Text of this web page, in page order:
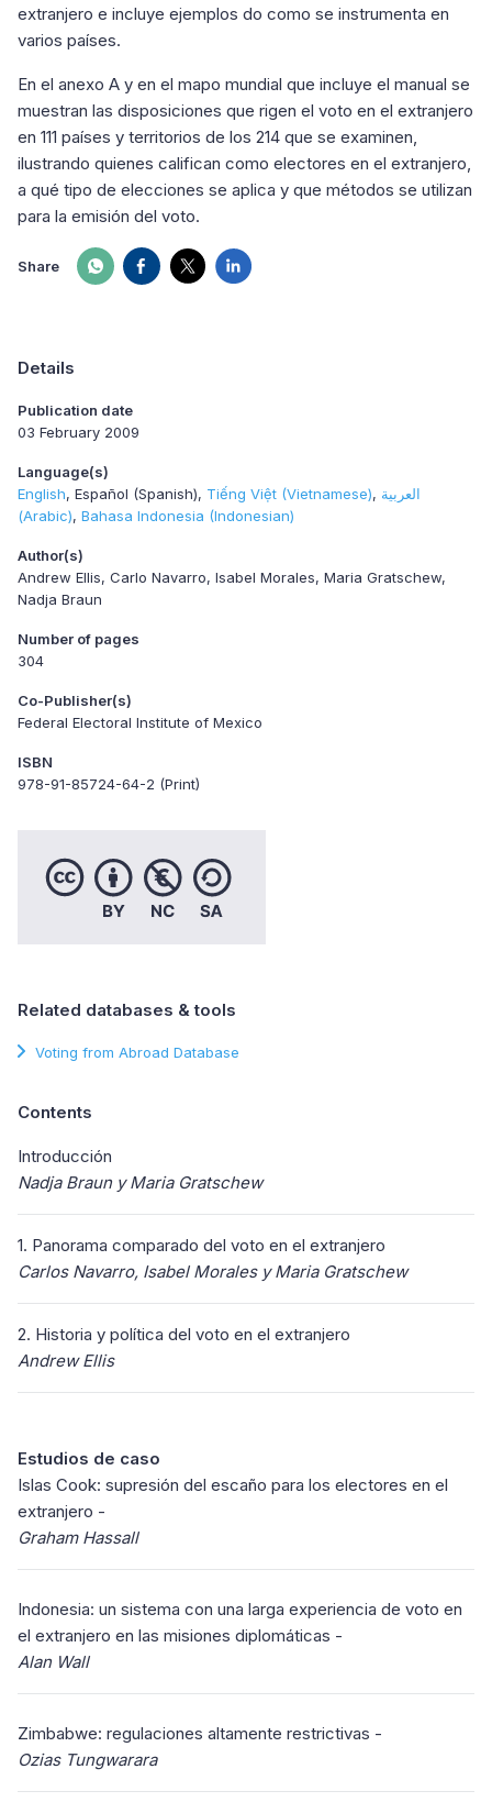
extranjero e incluye ejemplos do como se instrumenta en
varios países.
En el anexo A y en el mapo mundial que incluye el manual se
muestran las disposiciones que rigen el voto en el extranjero
en 111 países y territorios de los 214 que se examinen,
ilustrando quienes califican como electores en el extranjero,
a qué tipo de elecciones se aplica y que métodos se utilizan
para la emisión del voto.
Share
Details
Publication date
03 February 2009
Language(s)
English Español (Spanish) Tiếng Việt (Vietnamese)
العربية
(Arabic) Bahasa Indonesia (Indonesian)
Author(s)
Andrew Ellis, Carlo Navarro, Isabel Morales, Maria Gratschew,
Nadja Braun
Number of pages
304
Co-Publisher(s)
Federal Electoral Institute of Mexico
ISBN
978-91-85724-64-2 (Print)
Related databases & tools
Voting from Abroad Database
Contents
Introducción
Nadja Braun y Maria Gratschew
1. Panorama comparado del voto en el extranjero
Carlos Navarro, Isabel Morales y Maria Gratschew
2. Historia y política del voto en el extranjero
Andrew Ellis
Estudios de caso
Islas Cook: supresión del escaño para los electores en el
extranjero -
Graham Hassall
Indonesia: un sistema con una larga experiencia de voto en
el extranjero en las misiones diplomáticas -
Alan Wall
Zimbabwe: regulaciones altamente restrictivas -
Ozias Tungwarara